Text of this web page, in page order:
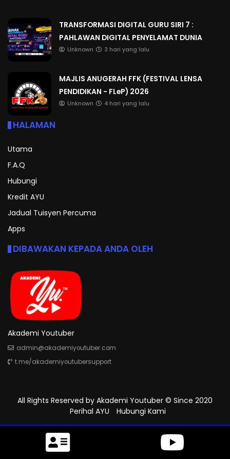
TRANSFORMASI DIGITAL GURU SIRI 7 :
PAHLAWAN DIGITAL PENYELAMAT DUNIA
Unknown 3 hari yang lalu
MAJLIS ANUGERAH FFK (FESTIVAL LENSA
PENDIDIKAN - FLeP) 2026
Unknown 4 hari yang lalu
HALAMAN
Utama
F.A.Q
Hubungi
Kredit AYU
Jadual Tuisyen Percuma
Apps
DIBAWAKAN KEPADA ANDA OLEH
Akademi Youtuber
admin@akademiyoutuber.com
t.me/akademiyoutubersupport
All Rights Reserved by Akademi Youtuber © Since 2020
Perihal AYU
Hubungi Kami